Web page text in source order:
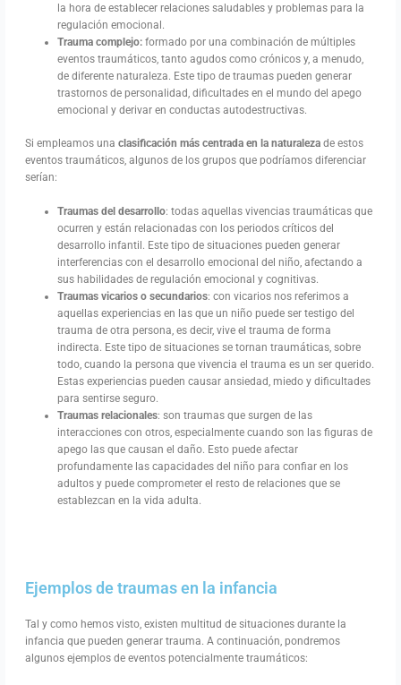
la hora de establecer relaciones saludables y problemas para la
regulación emocional.
Trauma complejo:formado por una combinación de múltiples
eventos traumáticos, tanto agudos como crónicos y, a menudo,
de diferente naturaleza. Este tipo de traumas pueden generar
trastornos de personalidad, dificultades en el mundo del apego
emocional y derivar en conductas autodestructivas.
Si empleamos unaclasificación más centrada en la naturaleza de estos
eventos traumáticos, algunos de los grupos que podríamos diferenciar
serían:
Traumas del desarrollo: todas aquellas vivencias traumáticas que
ocurren y están relacionadas con los periodos críticos del
desarrollo infantil. Este tipo de situaciones pueden generar
interferencias con el desarrollo emocional del niño, afectando a
sus habilidades de regulación emocional y cognitivas.
Traumas vicarios o secundarios: con vicarios nos referimos a
aquellas experiencias en las que un niño puede ser testigo del
trauma de otra persona, es decir, vive el trauma de forma
indirecta. Este tipo de situaciones se tornan traumáticas, sobre
todo, cuando la persona que vivencia el trauma es un ser querido.
Estas experiencias pueden causar ansiedad, miedo y dificultades
para sentirse seguro.
Traumas relacionales: son traumas que surgen de las
interacciones con otros, especialmente cuando son las figuras de
apego las que causan el daño. Esto puede afectar
profundamente las capacidades del niño para confiar en los
adultos y puede comprometer el resto de relaciones que se
establezcan en la vida adulta.
Ejemplos de traumas en la infancia
Tal y como hemos visto, existen multitud de situaciones durante la
infancia que pueden generar trauma. A continuación, pondremos
algunos ejemplos de eventos potencialmente traumáticos: